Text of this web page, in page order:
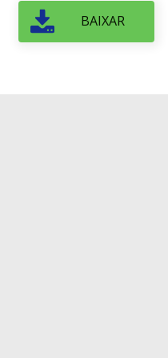
BAIXAR